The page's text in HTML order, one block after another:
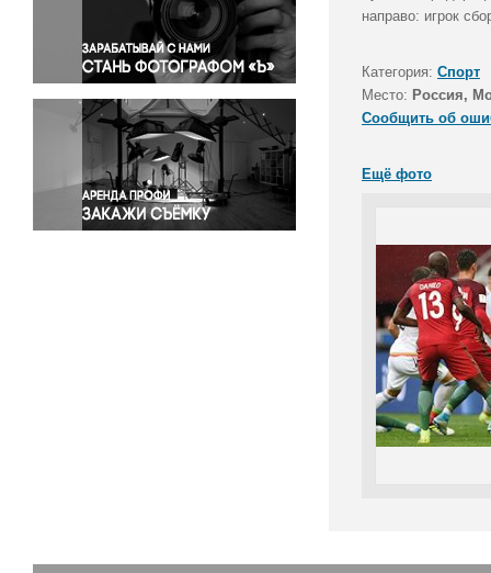
Правосудие
Происшествия и конфликты
Религия
Светская жизнь
Спорт
Экология
Экономика и бизнес
направо: игрок
Категория: Спорт
Место: Россия,
Сообщить об
Ещё фото